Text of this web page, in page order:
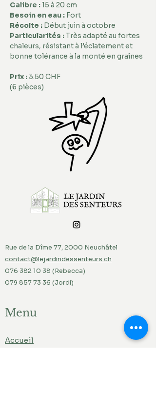
Calibre : 15 à 20 cm
Besoin en eau : Fort
Récolte : Début juin à octobre
Particularités : Très adapté au fortes
chaleurs, résistant à l’éclatement et
bonne tolérance à la monté en graines
Prix : 3.50 CHF
(6 pièces)
Rue de la Dîme 77, 2000 Neuchâtel
contact@lejardindessenteurs.ch
076 382 10 38 (Rebecca)
079 857 73 36 (Jordi)
Menu
Accueil